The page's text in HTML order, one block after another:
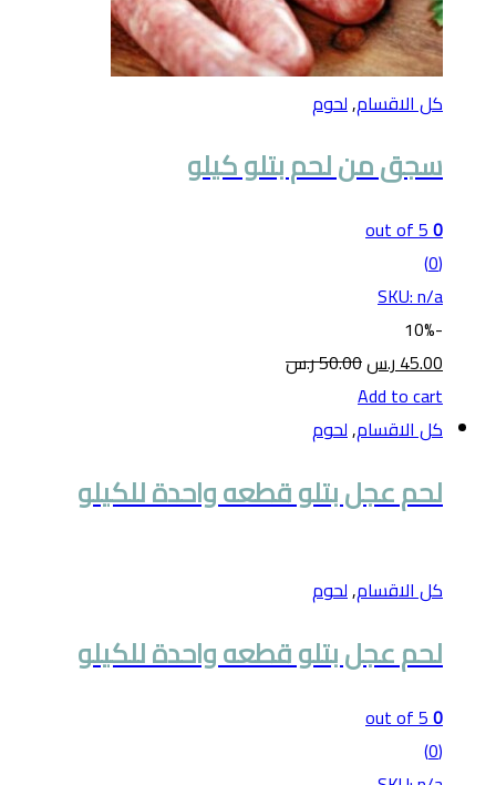
كل الاقسام,لحوم
سجق من لحم بتلو كيلو
0
out of 5
(0)
SKU: n/a
-
10%
45.00ر.س50.00ر.س
Add to cart
كل الاقسام,لحوم
لحم عجل بتلو قطعه واحدة للكيلو
كل الاقسام,لحوم
لحم عجل بتلو قطعه واحدة للكيلو
0
out of 5
(0)